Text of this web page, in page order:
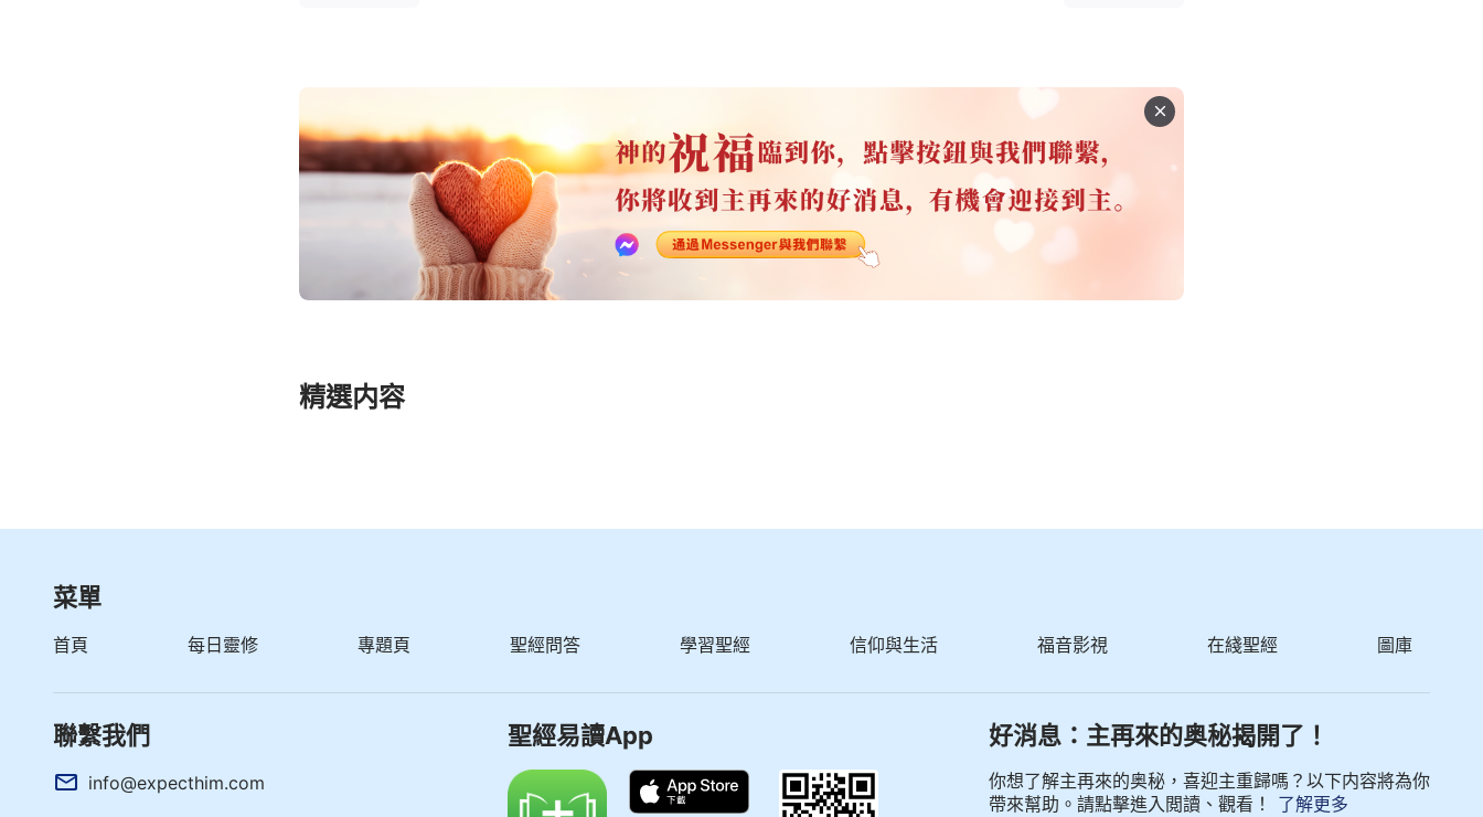
精選内容
菜單
首頁 每日靈修 專題頁 聖經問答 學習聖經 信仰與生活 福音影視 在綫聖經 圖庫
聯繫我們
info@expecthim.com
聖經易讀App 好消息：主再來的奥秘揭開了！
你想了解主再來的奥秘，喜迎主重歸嗎？以下内容將為你
帶來幫助。請點擊進入閲讀、觀看！
了解更多